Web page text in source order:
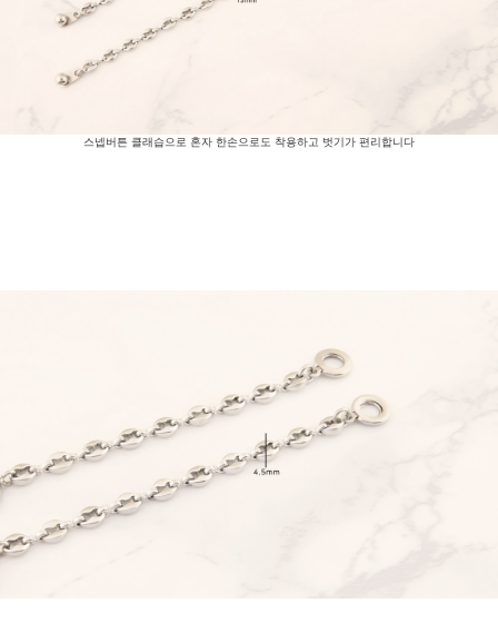
스넵버튼 클래습으로 혼자 한손으로도 착용하고 벗기가 편리합니다